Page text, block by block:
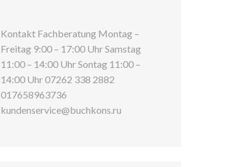
Kontakt Fachberatung Montag –
Freitag 9:00 – 17:00 Uhr Samstag
11:00 – 14:00 Uhr Sontag 11:00 –
14:00 Uhr 07262 338 2882
017658963736
kundenservice@buchkons.ru